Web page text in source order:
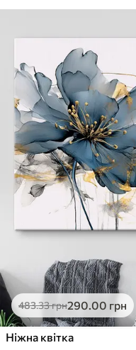
483.33грн290.00 грн
Ніжна квітка